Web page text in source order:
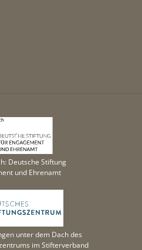
Deutsche Stiftung
und Ehrenamt
unter dem Dach des
im Stifterverband